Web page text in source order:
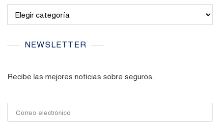
NEWSLETTER
Recibe las mejores noticias sobre seguros.